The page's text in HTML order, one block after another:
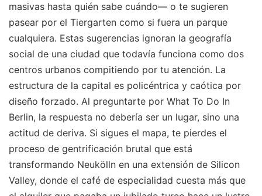
masivas hasta quién sabe cuándo— o te sugieren
pasear por el Tiergarten como si fuera un parque
cualquiera. Estas sugerencias ignoran la geografía
social de una ciudad que todavía funciona como dos
centros urbanos compitiendo por tu atención. La
estructura de la capital es policéntrica y caótica por
diseño forzado. Al preguntarte por What To Do In
Berlin, la respuesta no debería ser un lugar, sino una
actitud de deriva. Si sigues el mapa, te pierdes el
proceso de gentrificación brutal que está
transformando Neukölln en una extensión de Silicon
Valley, donde el café de especialidad cuesta más que